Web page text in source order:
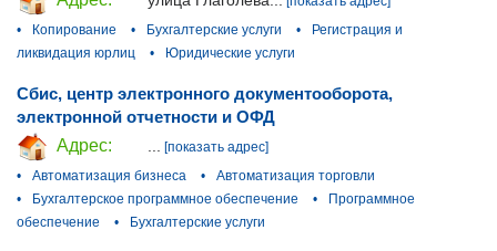
•
Копирование • Бухгалтерские услуги •
Регистрация и
ликвидация юрлиц
• Юридические услуги
Сбис, центр электронного документооборота,
электронной отчетности и ОФД
Адрес:
[показать адрес]
•
Автоматизация бизнеса •
Автоматизация торговли
•
Бухгалтерское программное обеспечение •
Программное
обеспечение
• Бухгалтерские услуги